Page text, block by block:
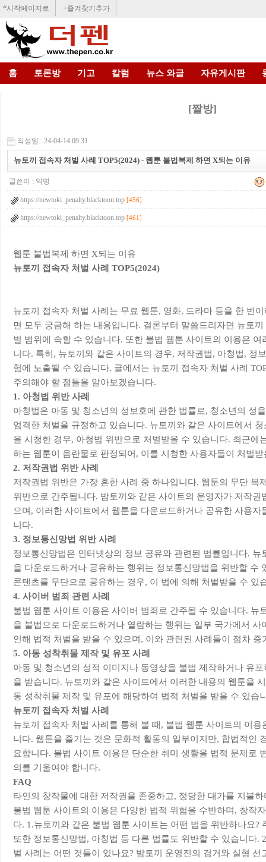
*시작페이지로 +즐겨찾기추가
홈 토론방 기고 칼럼 뉴스 와글 자유게시판
[짤방]
작성일 : 24-04-14 09:31
뉴토끼 접속자 처벌 사례 TOP5(2024) - 웹툰 불법복제 하면 X되는 이유
글쓴이 : 익명
https://newtoki_penalty.blacktoon.top [456]
https://newtoki_penalty.blacktoon.top [461]
웹툰 불법복제 하면 X되는 이유
뉴토끼 접속자 처벌 사례 TOP5(2024)
뉴토끼 접속자 처벌 사례는 무료 웹툰, 영화, 드라마 등을 한 번
면 모두 궁금해 하는 내용입니다. 결론부터 말씀드리자면 뉴토
벌 범위에 속할 수 있습니다. 또한 불법 웹툰 사이트의 이용은
니다. 특히, 뉴토끼와 같은 사이트의 경우, 저작권법, 아청법, 정
험에 노출될 수 있습니다. 글에서는 뉴토끼 접속자 처벌 사례
주의해야 할 점들을 알아보겠습니다.
1. 아청법 위반 사례
아청법은 아동 및 청소년의 성보호에 관한 법률로, 청소년의 성
엄격한 처벌을 규정하고 있습니다. 뉴토끼와 같은 사이트에서
을 시청한 경우, 아청법 위반으로 처벌받을 수 있습니다. 최근에
하는 웹툰이 음란물로 판정되어, 이를 시청한 사용자들이 처벌
2. 저작권법 위반 사례
저작권법 위반은 가장 흔한 사례 중 하나입니다. 웹툰의 무단 복
위반으로 간주됩니다. 밤토끼와 같은 사이트의 운영자가 저작권
으며, 이러한 사이트에서 웹툰을 다운로드하거나 공유한 사용자
니다.
3. 정보통신망법 위반 사례
정보통신망법은 인터넷상의 정보 공유와 관련된 법률입니다. 뉴
을 다운로드하거나 공유하는 행위는 정보통신망법을 위반할 수
콘텐츠를 무단으로 공유하는 경우, 이 법에 의해 처벌받을 수 있
4. 사이버 범죄 관련 사례
불법 웹툰 사이트 이용은 사이버 범죄로 간주될 수 있습니다. 뉴
을 불법으로 다운로드하거나 열람하는 행위는 일부 국가에서 사
인해 법적 처벌을 받을 수 있으며, 이와 관련된 사례들이 점차 증
5. 아동 성착취물 제작 및 유포 사례
아동 및 청소년의 성적 이미지나 동영상을 불법 제작하거나 유
을 받습니다. 뉴토끼와 같은 사이트에서 이러한 내용의 웹툰을
동 성착취물 제작 및 유포에 해당하여 법적 처벌을 받을 수 있습
뉴토끼 접속자 처벌 사례
뉴토끼 접속자 처벌 사례를 통해 볼 때, 불법 웹툰 사이트의 이
니다. 웹툰을 즐기는 것은 문화적 활동의 일부이지만, 합법적인
요합니다. 불법 사이트 이용은 단순한 취미 생활을 법적 문제로
의를 기울여야 합니다.
FAQ
타인의 창작물에 대한 저작권을 존중하고, 정당한 대가를 지불
불법 웹툰 사이트의 이용은 다양한 법적 위험을 수반하며, 창작
다. 1.뉴토끼와 같은 불법 웹툰 사이트는 어떤 법을 위반하나요?
또한 정보통신망법, 아청법 등 다른 법률도 위반할 수 있습니다.
벌 사례는 어떤 것들이 있나요? 밤토끼 운영진의 검거와 실형 선